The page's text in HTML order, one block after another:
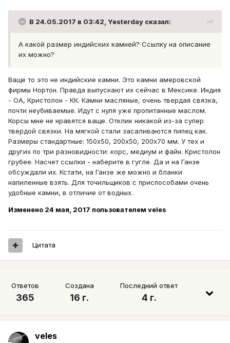
В 24.05.2017 в 03:42, Yesterday сказал:
А какой размер индийских камней? Ссылку на описание
их можно?
Ваще то это не индийские камни. Это камни амеровской
фирмы Нортон. Правда выпускают их сейчас в Мексике. Индия
- ОА, Кристолон - КК. Камни масляные, очень твердая связка,
почти неубиваемые. Идут с нуля уже пропитанные маслом.
Корсы мне не нравятся ваще. Отклик никакой из-за супер
твердой связки. На мягкой стали засаливаются пипец как.
Размеры стандартные: 150х50, 200х50, 200х70 мм. У тех и
других по три разновидности: корс, медиум и файн. Кристолон
грубее. Насчет ссылки - наберите в гугле. Да и на Ганзе
обсуждали их. Кстати, на Ганзе же можно и бланки
напиленные взять. Для точильщиков с приспособами очень
удобные камни, в отличие от водных.
Изменено 24 мая, 2017 пользователем veles
Цитата
Ответов
365
Создана
16 г.
Последний ответ
4 г.
veles